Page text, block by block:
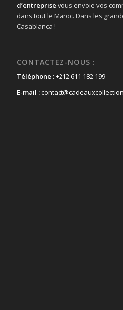
d’entreprise vous envoie vos
dans tout le Maroc. Dans les
Casablanca !
CONTACTEZ-NOUS :
Téléphone :+212 611 182 199
E-mail :